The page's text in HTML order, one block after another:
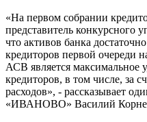
«На первом собрании
представитель конкурсного
что активов банка
кредиторов первой очереди
АСВ является максимальное
кредиторов, в том числе, за
расходов», - рассказывает
«ИВАНОВО» Василий